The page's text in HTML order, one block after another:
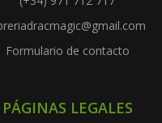
Formulario de contacto
PÁGINAS LEGALES